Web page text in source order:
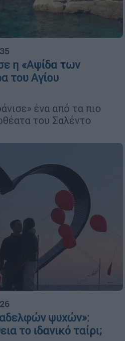
η «Αψίδα των
του Αγίου
ένα από τα πιο
του Σαλέντο
ψυχών»:
το ιδανικό ταίρι;